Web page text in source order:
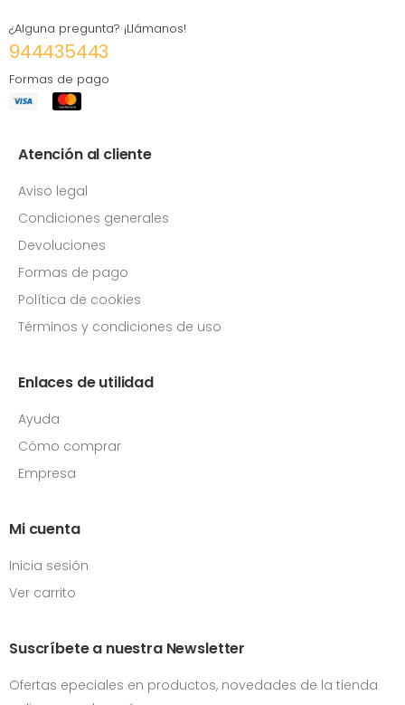
¿Alguna pregunta? ¡Llámanos!
944435443
Formas de pago
Atención al cliente
Aviso legal
Condiciones generales
Devoluciones
Formas de pago
Política de cookies
Términos y condiciones de uso
Enlaces de utilidad
Ayuda
Cómo comprar
Empresa
Mi cuenta
Inicia sesión
Ver carrito
Suscríbete a nuestra Newsletter
Ofertas epeciales en productos, novedades de la tienda